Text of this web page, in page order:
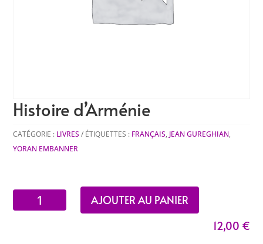
Histoire d’Arménie
CATÉGORIE : LIVRES ÉTIQUETTES : FRANÇAIS, JEAN GUREGHIAN,
YORAN EMBANNER
quantité
de
AJOUTER AU PANIER
12,00 €